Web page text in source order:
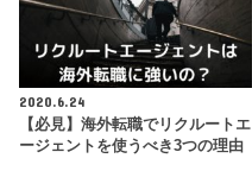
2020.6.24
【必見】海外転職でリクルートエ
ージェントを使うべき3つの理由